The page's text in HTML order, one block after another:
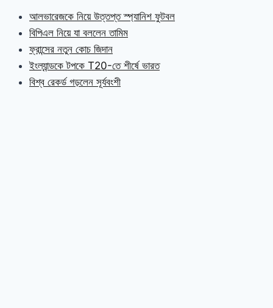
আলভারেজকে নিয়ে উত্তপ্ত স্প্যানিশ ফুটবল
বিপিএল নিয়ে যা বললেন তামিম
ফ্রান্সের নতুন কোচ জিদান
ইংল্যান্ডকে টপকে T20-তে শীর্ষে ভারত
বিশ্ব রেকর্ড গড়লেন সূর্যবংশী